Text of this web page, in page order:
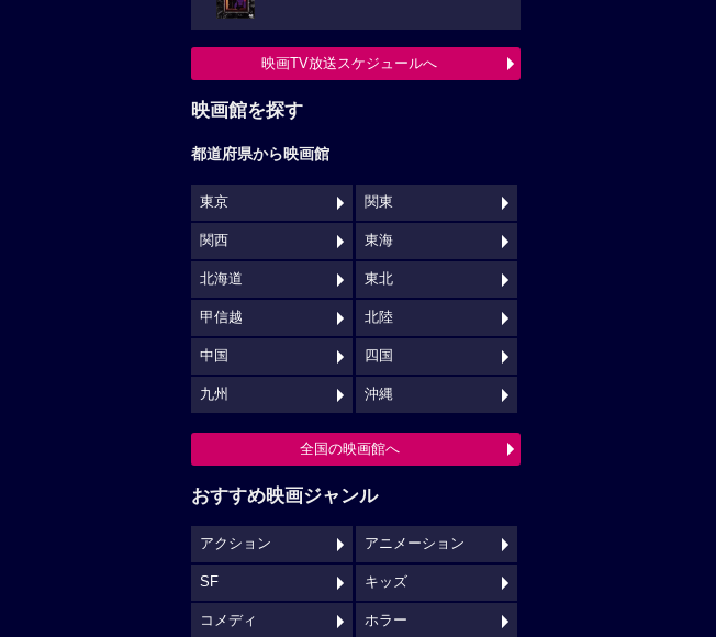
映画TV放送スケジュールへ
映画館を探す
都道府県から映画館
東京 関東
関西 東海
北海道 東北
甲信越 北陸
中国 四国
九州 沖縄
全国の映画館へ
おすすめ映画ジャンル
アクション アニメーション
SF キッズ
コメディ ホラー